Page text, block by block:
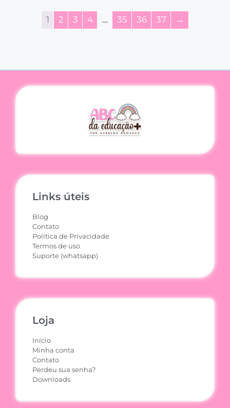
1 2 3 4 … 35 36 37 →
Links úteis
Blog
Contato
Política de Privacidade
Termos de uso
Suporte (whatsapp)
Loja
Início
Minha conta
Contato
Perdeu sua senha?
Downloads